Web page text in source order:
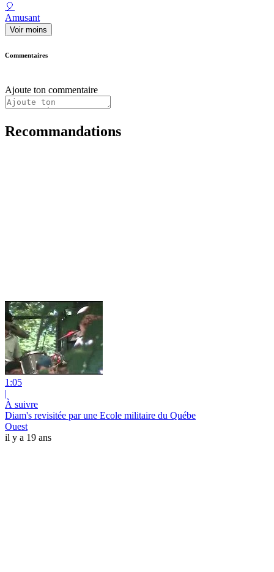
🎈
Amusant
Voir moins
Commentaires
Ajoute ton commentaire
Recommandations
1:05
|
À suivre
Diam's revisitée par une Ecole militaire du Québe
Ouest
il y a 19 ans